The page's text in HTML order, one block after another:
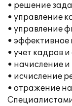
• решение
• управление
• управление
•
• учет кадров
• начисление
• исчисление
• отражение